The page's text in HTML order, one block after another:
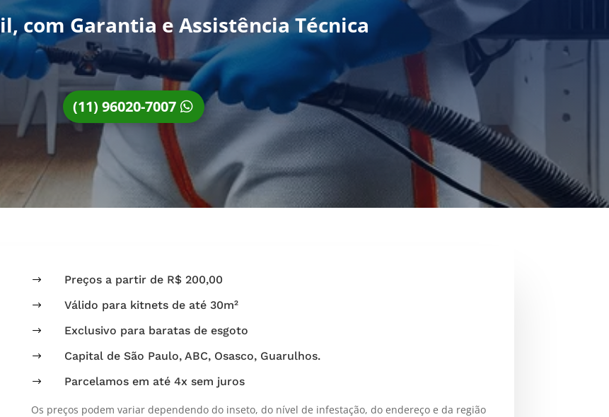
com Garantia e Assistência Técnica
(11) 96020-7007
$ Preços a partir de R$ 200,00
$ Válido para kitnets de até 30m²
$ Exclusivo para baratas de esgoto
$ Capital de São Paulo, ABC, Osasco, Guarulhos.
$ Parcelamos em até 4x sem juros
Os preços podem variar dependendo do inseto, do nível de infestação, do endereço e da região